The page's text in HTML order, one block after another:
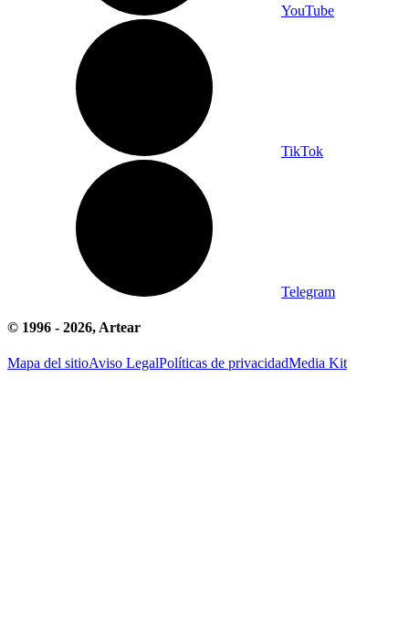
YouTube
TikTok
Telegram
© 1996 - 2026, Artear
Mapa del sitioAviso LegalPolíticas de privacidadMedia Kit